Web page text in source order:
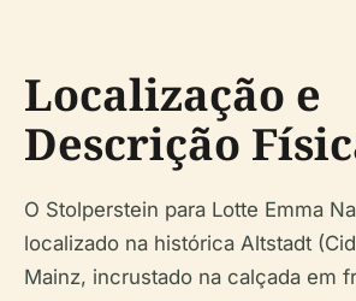
Localização e
Descrição
O Stolperstein para Lotte Emma
localizado na histórica Altstadt
Mainz, incrustado na calçada em